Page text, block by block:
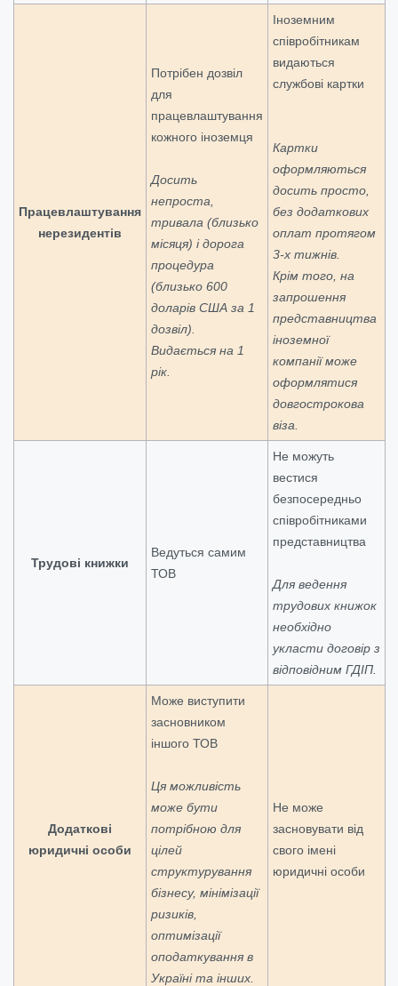
Працевлаштування
нерезидентів
Потрібен дозвіл
для
працевлаштування
кожного іноземця
Досить
непроста,
тривала (близько
місяця) і дорога
процедура
(близько 600
доларів США за 1
дозвіл).
Видається на 1
рік.
Іноземним
співробітникам
видаються
службові картки
Картки
оформляються
досить просто,
без додаткових
оплат протягом
3-х тижнів.
Крім того, на
запрошення
представництва
іноземної
компанії може
оформлятися
довгострокова
віза.
Трудові книжки
Ведуться самим
ТОВ
Не можуть
вестися
безпосередньо
співробітниками
представництва
Для ведення
трудових книжок
необхідно
укласти договір з
відповідним ГДІП.
Додаткові
юридичні особи
Може виступити
засновником
іншого ТОВ
Ця можливість
може бути
потрібною для
цілей
структурування
бізнесу, мінімізації
ризиків,
оптимізації
оподаткування в
Україні та інших.
Не може
засновувати від
свого імені
юридичні особи